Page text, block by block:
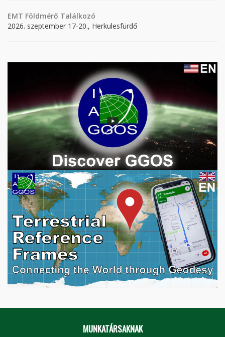
EMT Földmérő Találkozó
2026. szeptember 17-20., Herkulesfürdő
MUNKATÁRSAKNAK